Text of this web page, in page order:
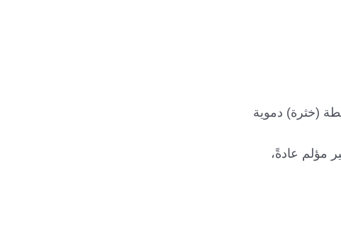
(خثرة) دموية
مؤلم عادةً،